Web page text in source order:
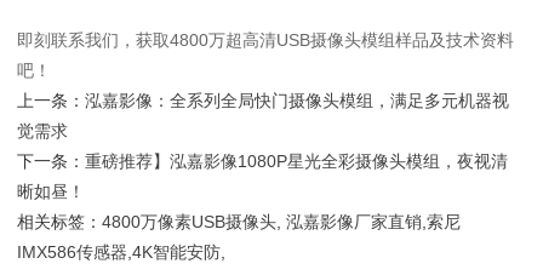
即刻联系我们，获取4800万超高清USB摄像头模组样品及技术资料
吧！
上一条： 泓嘉影像：全系列全局快门摄像头模组，满足多元机器视
觉需求
下一条： 重磅推荐】泓嘉影像1080P星光全彩摄像头模组，夜视清
晰如昼！
相关标签： 4800万像素USB摄像头 泓嘉影像厂家直销 索尼
IMX586传感器 4K智能安防